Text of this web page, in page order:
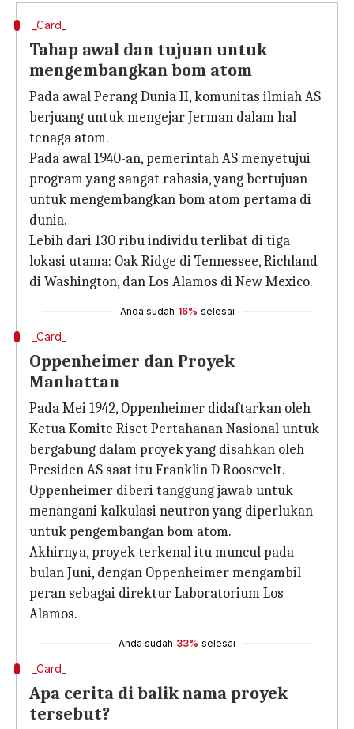
_Card_
Tahap awal dan tujuan untuk
mengembangkan bom atom
Pada awal Perang Dunia II, komunitas ilmiah AS
berjuang untuk mengejar Jerman dalam hal
tenaga atom.
Pada awal 1940-an, pemerintah AS menyetujui
program yang sangat rahasia, yang bertujuan
untuk mengembangkan bom atom pertama di
dunia.
Lebih dari 130 ribu individu terlibat di tiga
lokasi utama: Oak Ridge di Tennessee, Richland
di Washington, dan Los Alamos di New Mexico.
Anda sudah 16% selesai
_Card_
Oppenheimer dan Proyek
Manhattan
Pada Mei 1942, Oppenheimer didaftarkan oleh
Ketua Komite Riset Pertahanan Nasional untuk
bergabung dalam proyek yang disahkan oleh
Presiden AS saat itu Franklin D Roosevelt.
Oppenheimer diberi tanggung jawab untuk
menangani kalkulasi neutron yang diperlukan
untuk pengembangan bom atom.
Akhirnya, proyek terkenal itu muncul pada
bulan Juni, dengan Oppenheimer mengambil
peran sebagai direktur Laboratorium Los
Alamos.
Anda sudah 33% selesai
_Card_
Apa cerita di balik nama proyek
tersebut?